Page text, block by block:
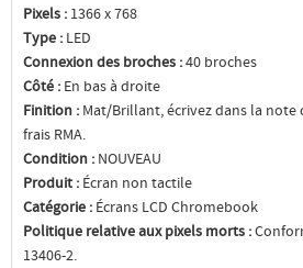
Pixels : 1366 x 768
Type : LED
Connexion des broches :40 broches
Côté : En bas à droite
Finition : Mat/Brillant, écrivez dans la note
frais RMA.
Condition : NOUVEAU
Produit : Écran non tactile
Catégorie : Écrans LCD Chromebook
Politique relative aux pixels morts :
13406-2.